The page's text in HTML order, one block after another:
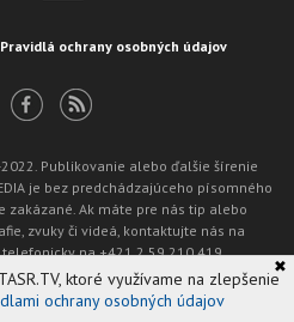
Pravidlá ochrany osobných údajov
Publikovanie alebo ďalšie šírenie
je bez predchádzajúceho písomného
zakázané. Ak máte pre nás tip alebo
zvuky či videá, kontaktujte nás na
telefonicky na +421 2 59 210 419.
zákona o publikáciách je možné zaslať
oprava@tasr.sk.
ktoré využívame na zlepšenie
ochrany osobných údajov
✖